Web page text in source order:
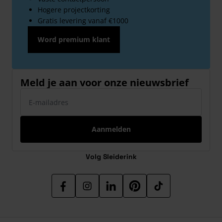
Hogere projectkorting
Gratis levering vanaf €1000
Word premium klant
Meld je aan voor onze nieuwsbrief
Aanmelden
Volg Sleiderink